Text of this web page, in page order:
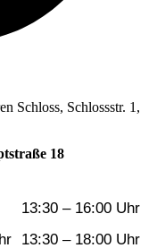
Schloss, Schlossstr. 1,
18
13:30 – 16:00 Uhr
13:30 – 18:00 Uhr